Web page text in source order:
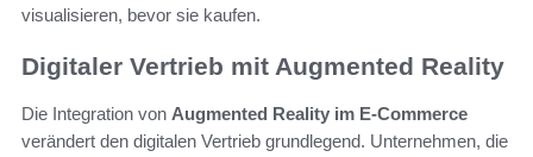
visualisieren, bevor sie kaufen.
Digitaler Vertrieb mit Augmented Reality
Die Integration von Augmented Reality im E-Commerce
verändert den digitalen Vertrieb grundlegend. Unternehmen, die